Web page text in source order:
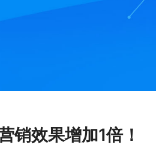
销效果增加1倍！